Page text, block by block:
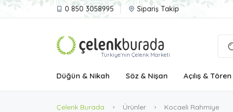
0 850 3058995 Sipariş Takip
Türkiye'nin Çelenk Marketi
Düğün & Nikah Söz & Nişan Açılış & Tören
Çelenk Burada Ürünler Kocaeli Rahmiye